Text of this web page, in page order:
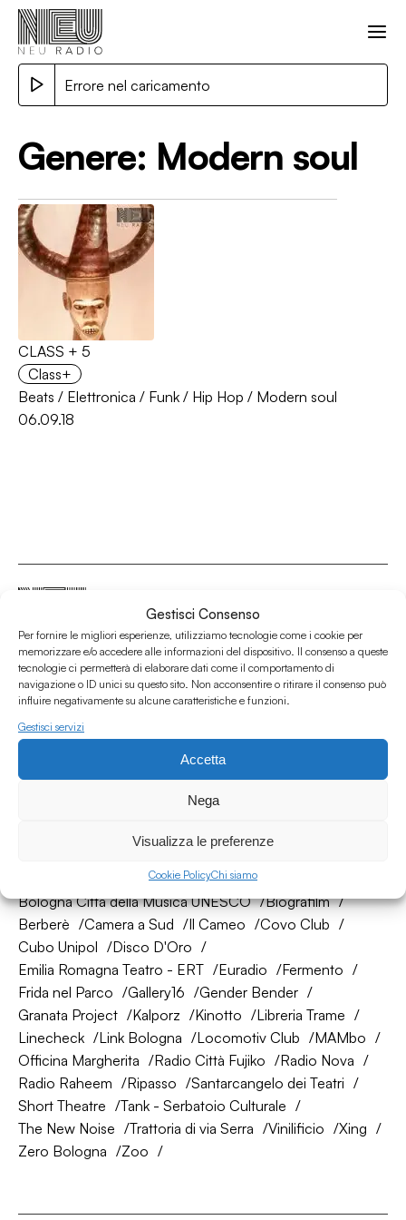
Gestisci Consenso
Per fornire le migliori esperienze, utilizziamo tecnologie come i cookie per
memorizzare e/o accedere alle informazioni del dispositivo. Il consenso a queste
tecnologie ci permetterà di elaborare dati come il comportamento di
navigazione o ID unici su questo sito. Non acconsentire o ritirare il consenso può
influire negativamente su alcune caratteristiche e funzioni.
Gestisci servizi
Accetta
Nega
Visualizza le preferenze
Cookie PolicyChi siamo
Errore nel caricamento
Genere: Modern soul
CLASS + 5
Class+
Beats / Elettronica / Funk / Hip Hop / Modern soul
06.09.18
Associazione Culturale Humus
Via degli Orti 63, Bologna 40137
IVA: IT03691751204
CF: 03691751204
La nostra rete di amici
AtelierSì
Baumhaus
Bologna Città della Musica UNESCO
Biografilm
Berberè
Camera a Sud Il Cameo
Covo Club
Cubo Unipol
Disco D'Oro
Emilia Romagna Teatro - ERT
Euradio
Fermento
Frida nel Parco
Gallery16
Gender Bender
Granata Project
Kalporz Kinotto
Libreria Trame
Linecheck
Link Bologna Locomotiv Club
MAMbo
Officina Margherita
Radio Città Fujiko
Radio Nova
Radio Raheem
Ripasso
Santarcangelo dei Teatri
Short Theatre
Tank - Serbatoio Culturale
The New Noise
Trattoria di via Serra Vinilificio
Xing
Zero Bologna
Zoo